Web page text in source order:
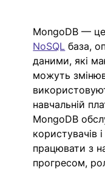
MongoDB —
NoSQL база,
даними, які
можуть
навчальній
MongoDB
користувачів
працювати з
прогресом,